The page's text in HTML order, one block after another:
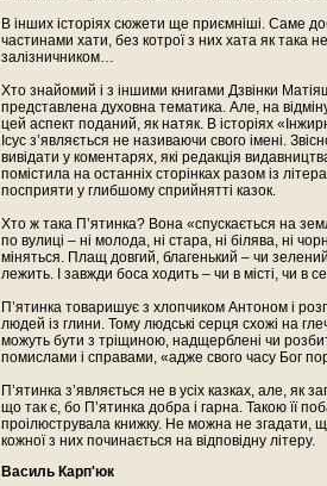
В інших історіях сюжети ще приємніші. Саме
частинами хати, без котрої з них хата як така
залізничником…
Хто знайомий і з іншими книгами Дзвінки
представлена духовна тематика. Але, на
цей аспект поданий, як натяк. В історіях
Ісус з’являється не називаючи свого імені.
вивідати у коментарях, які редакція
помістила на останніх сторінках разом із
посприяти у глибшому сприйнятті казок.
Хто ж така П’ятинка? Вона «спускається на
по вулиці – ні молода, ні стара, ні білява, ні
міняться. Плащ довгий, благенький – чи
лежить. І завжди боса ходить – чи в місті, чи в
П’ятинка товаришує з хлопчиком Антоном і
людей із глини. Тому людські серця схожі на
можуть бути з тріщиною, надщерблені чи
помислами і справами, «адже свого часу Бог
П’ятинка з’являється не в усіх казках, але, як
що так є, бо П’ятинка добра і гарна. Такою її
проілюструвала книжку. Не можна не згадати,
кожної з них починається на відповідну літеру.
Василь Карп'юк